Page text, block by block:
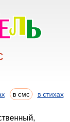
в смс в стихах